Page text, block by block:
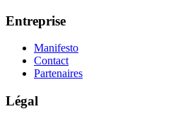
Entreprise
Manifesto
Contact
Partenaires
Légal